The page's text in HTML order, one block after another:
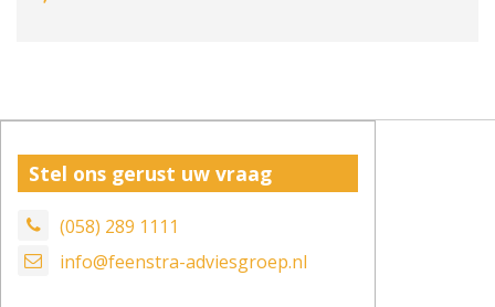
Stel ons gerust uw vraag
(058) 289 1111
info@feenstra-adviesgroep.nl